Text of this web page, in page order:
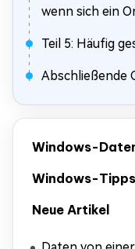
wenn sich ein
Teil 5: Häufig
Abschließende
Windows-
Windows-Tipps
Neue Artikel